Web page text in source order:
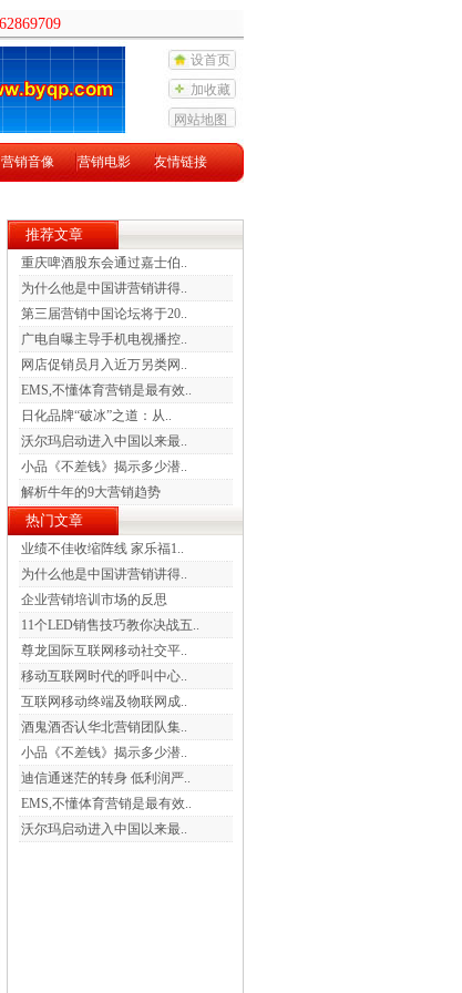
设首页
加收藏
网站地图
营销音像 营销电影 友情链接
推荐文章
重庆啤酒股东会通过嘉士伯..
为什么他是中国讲营销讲得..
第三届营销中国论坛将于20..
广电自曝主导手机电视播控..
网店促销员月入近万另类网..
EMS,不懂体育营销是最有效..
日化品牌“破冰”之道：从..
沃尔玛启动进入中国以来最..
小品《不差钱》揭示多少潜..
解析牛年的9大营销趋势
热门文章
业绩不佳收缩阵线 家乐福1..
为什么他是中国讲营销讲得..
企业营销培训市场的反思
11个LED销售技巧教你决战五..
尊龙国际互联网移动社交平..
移动互联网时代的呼叫中心..
互联网移动终端及物联网成..
酒鬼酒否认华北营销团队集..
小品《不差钱》揭示多少潜..
迪信通迷茫的转身 低利润严..
EMS,不懂体育营销是最有效..
沃尔玛启动进入中国以来最..